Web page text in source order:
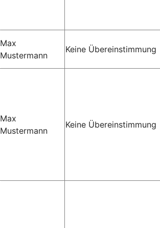
Max
Mustermann
Keine Übereinstimmung
Max
Mustermann
Keine Übereinstimmung